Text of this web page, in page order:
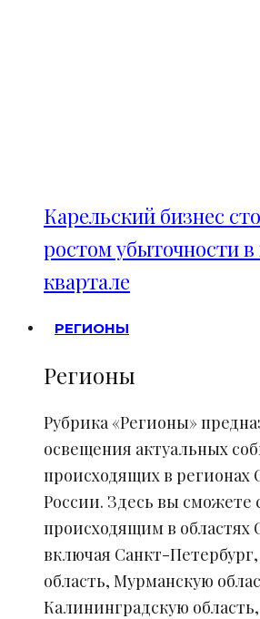
Карельский бизнес
ростом убыточности
квартале
РЕГИОНЫ
Регионы
Рубрика «Регионы»
освещения актуальных
происходящих в регионах
России. Здесь вы сможете
происходящим в областях
включая Санкт-
область, Мурманскую
Калининградскую